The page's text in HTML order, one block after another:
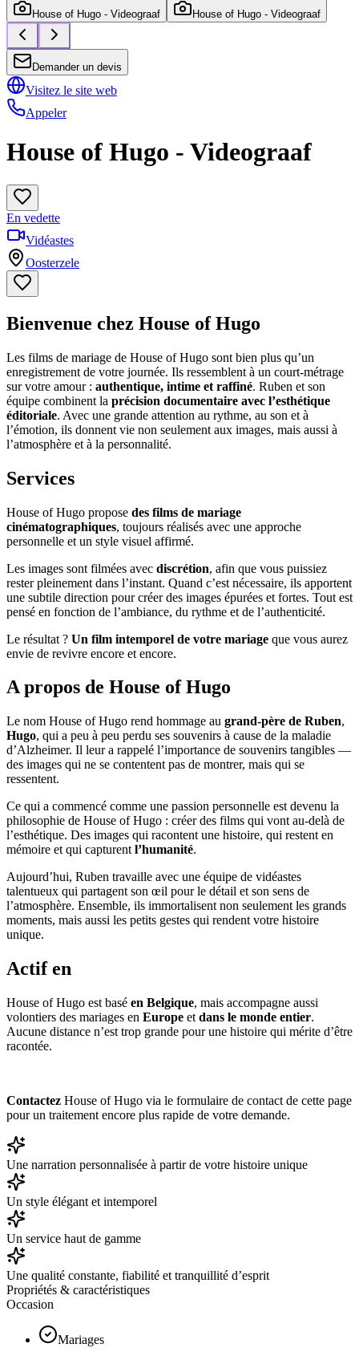
House of Hugo - Videograaf House of Hugo - Videograaf
Demander un devis
Visitez le site web
Appeler
House of Hugo - Videograaf
En vedette
Vidéastes
Oosterzele
Bienvenue chez House of Hugo
Les films de mariage de House of Hugo sont bien plus qu’un
enregistrement de votre journée. Ils ressemblent à un court-métrage
sur votre amour : authentique, intime et raffiné. Ruben et son
équipe combinent la précision documentaire avec l’esthétique
éditoriale. Avec une grande attention au rythme, au son et à
l’émotion, ils donnent vie non seulement aux images, mais aussi à
l’atmosphère et à la personnalité.
Services
House of Hugo propose des films de mariage
cinématographiques, toujours réalisés avec une approche
personnelle et un style visuel affirmé.
Les images sont filmées avec discrétion, afin que vous puissiez
rester pleinement dans l’instant. Quand c’est nécessaire, ils apportent
une subtile direction pour créer des images épurées et fortes. Tout est
pensé en fonction de l’ambiance, du rythme et de l’authenticité.
Le résultat ? Un film intemporel de votre mariage que vous aurez
envie de revivre encore et encore.
A propos de House of Hugo
Le nom House of Hugo rend hommage au grand-père de Ruben,
Hugo, qui a peu à peu perdu ses souvenirs à cause de la maladie
d’Alzheimer. Il leur a rappelé l’importance de souvenirs tangibles —
des images qui ne se contentent pas de montrer, mais qui se
ressentent.
Ce qui a commencé comme une passion personnelle est devenu la
philosophie de House of Hugo : créer des films qui vont au-delà de
l’esthétique. Des images qui racontent une histoire, qui restent en
mémoire et qui capturent l’humanité.
Aujourd’hui, Ruben travaille avec une équipe de vidéastes
talentueux qui partagent son œil pour le détail et son sens de
l’atmosphère. Ensemble, ils immortalisent non seulement les grands
moments, mais aussi les petits gestes qui rendent votre histoire
unique.
Actif en
House of Hugo est basé en Belgique, mais accompagne aussi
volontiers des mariages en Europe et dans le monde entier.
Aucune distance n’est trop grande pour une histoire qui mérite d’être
racontée.
Contactez House of Hugo via le formulaire de contact de cette page
pour un traitement encore plus rapide de votre demande.
Une narration personnalisée à partir de votre histoire unique
Un style élégant et intemporel
Un service haut de gamme
Une qualité constante, fiabilité et tranquillité d’esprit
Propriétés & caractéristiques
Occasion
Mariages